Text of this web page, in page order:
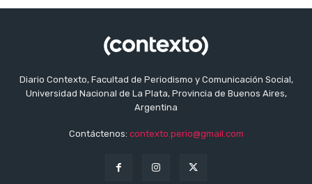
Diario Contexto, Facultad de Periodismo y Comunicación Social,
Universidad Nacional de La Plata, Provincia de Buenos Aires,
Argentina
Contáctenos: contexto.perio@gmail.com